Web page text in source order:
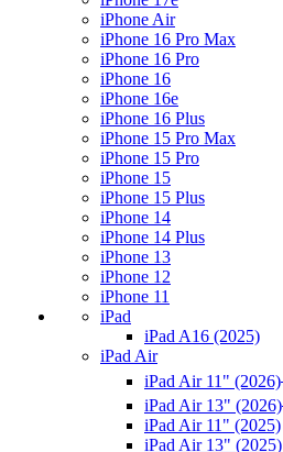
iPhone Air
iPhone 16 Pro Max
iPhone 16 Pro
iPhone 16
iPhone 16e
iPhone 16 Plus
iPhone 15 Pro Max
iPhone 15 Pro
iPhone 15
iPhone 15 Plus
iPhone 14
iPhone 14 Plus
iPhone 13
iPhone 12
iPhone 11
iPad
iPad A16 (2025)
iPad Air
iPad Air 11" (2026)
iPad Air 13" (2026)
iPad Air 11" (2025)
iPad Air 13" (2025)